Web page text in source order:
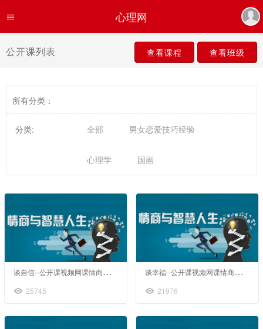
心理网
公开课列表 查看课程 查看班级
所有分类：
分类: 全部 男女恋爱技巧经验
心理学 国画
谈
自信--公开课视频网课情商心理健康心理学
25745
谈
幸福--公开课视频网课情商心理健康心理学
21976